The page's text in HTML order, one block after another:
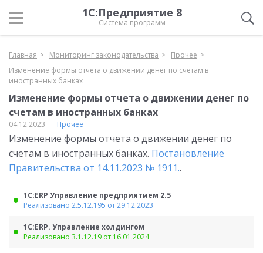
1С:Предприятие 8
Система программ
Главная Мониторинг законодательства
Прочее
Изменение формы отчета о движении денег по счетам в
иностранных банках
Изменение формы отчета о движении денег по
счетам в иностранных банках
04.12.2023 Прочее
Изменение формы отчета о движении денег по
счетам в иностранных банках. Постановление
Правительства от 14.11.2023 № 1911..
1С:ERP Управление предприятием 2.5
Реализовано 2.5.12.195 от 29.12.2023
1С:ERP. Управление холдингом
Реализовано 3.1.12.19 от 16.01.2024